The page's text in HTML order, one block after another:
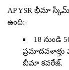
AP YSR భీమా
ఉంది:-
18 నుండి
ప్రమాదవశాత్తు
బీమా కవరేజ్.